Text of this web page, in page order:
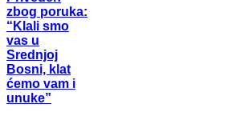
zbog poruka:
“Klali smo
vas u
Srednjoj
Bosni, klat
ćemo vam i
unuke”